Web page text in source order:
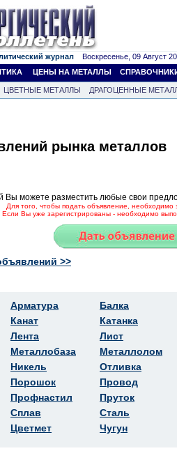
журнал Воскресенье, 09 Август
ЦЕНЫ НА МЕТАЛЛЫ
ЦВЕТНЫЕ МЕТАЛЛЫ
ДРАГОЦЕННЫЕ
рынка металлов
Вы можете разместить любые свои
Для того, чтобы подать объявление, необходимо
Если Вы уже зарегистрированы - необходимо
>>
Арматура
Канат
Лента
Металлобаза
Никель
Порошок
Профнастил
Сплав
Цветмет
Балка
Катанка
Лист
Металлолом
Отливка
Провод
Пруток
Сталь
Чугун